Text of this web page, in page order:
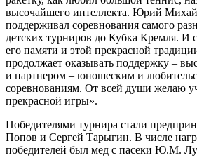
высочайшего интеллекта. Юрий
поддерживал соревнования самого
детских турниров до Кубка Кремля. И
его памяти и этой прекрасной
продолжает оказывать поддержку –
и партнером – юношеским и
соревнованиям. От всей души желаю
прекрасной игры».
Победителями турнира стали
Попов и Сергей Тарыгин. В числе
победителей был мед с пасеки Ю.М.